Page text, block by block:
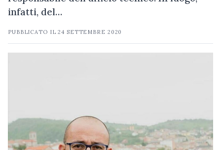
infatti, del…
PUBBLICATO IL24 SETTEMBRE 2020